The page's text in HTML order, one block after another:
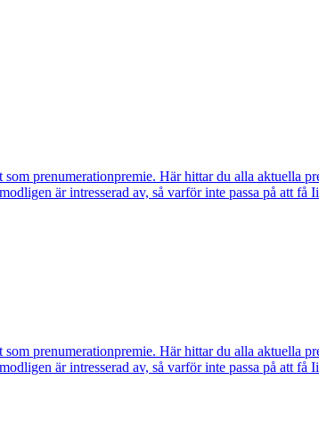
prenumerationpremie. Här hittar du alla aktuella
är intresserad av, så varför inte passa på att
prenumerationpremie. Här hittar du alla aktuella
är intresserad av, så varför inte passa på att